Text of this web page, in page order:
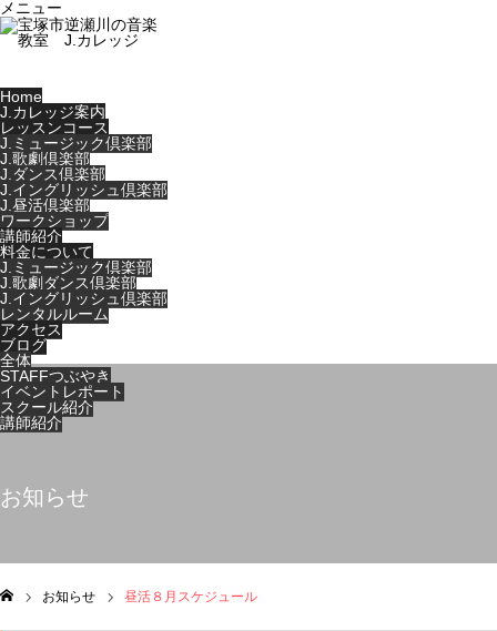
メニュー
Home
J.カレッジ案内
レッスンコース
J.ミュージック倶楽部
J.歌劇倶楽部
J.ダンス倶楽部
J.イングリッシュ倶楽部
J.昼活倶楽部
ワークショップ
講師紹介
料金について
J.ミュージック倶楽部
J.歌劇ダンス倶楽部
J.イングリッシュ倶楽部
レンタルルーム
アクセス
ブログ
全体
STAFFつぶやき
イベントレポート
スクール紹介
講師紹介
お知らせ
お知らせ 昼活８月スケジュール